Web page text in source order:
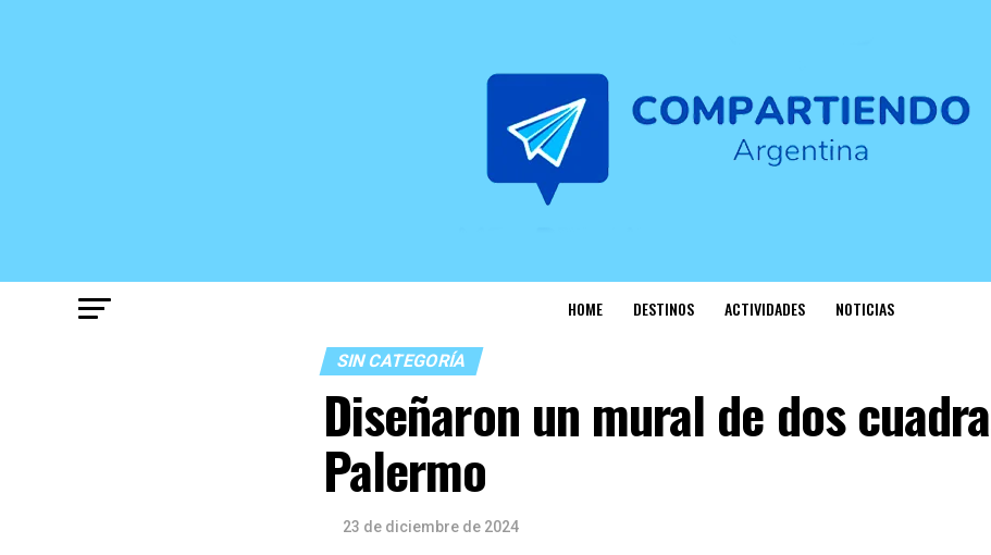
HOME DESTINOS ACTIVIDADES NOTICIAS
SIN CATEGORÍA
Diseñaron un mural de dos
Palermo
23 de diciembre de 2024